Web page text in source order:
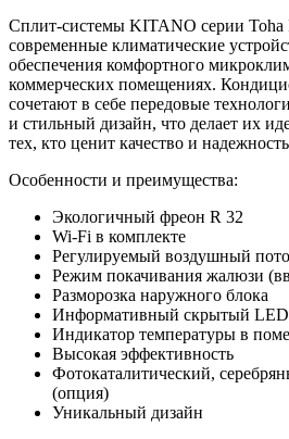
Сплит-системы KITANO серии
современные климатические
обеспечения комфортного
коммерческих помещениях.
сочетают в себе передовые
и стильный дизайн, что делает их
тех, кто ценит качество и
Особенности и преимущества:
Экологичный фреон R 32
Wi-Fi в комплекте
Регулируемый воздушный
Режим покачивания жалюзи
Разморозка наружного блока
Информативный скрытый
Индикатор температуры в
Высокая эффективность
Фотокаталитический,
(опция)
Уникальный дизайн